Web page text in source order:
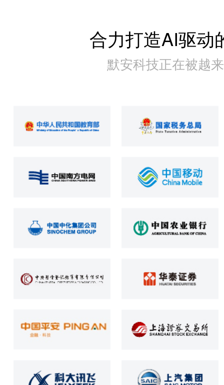
合力打造AI驱动
默安科技正在被越